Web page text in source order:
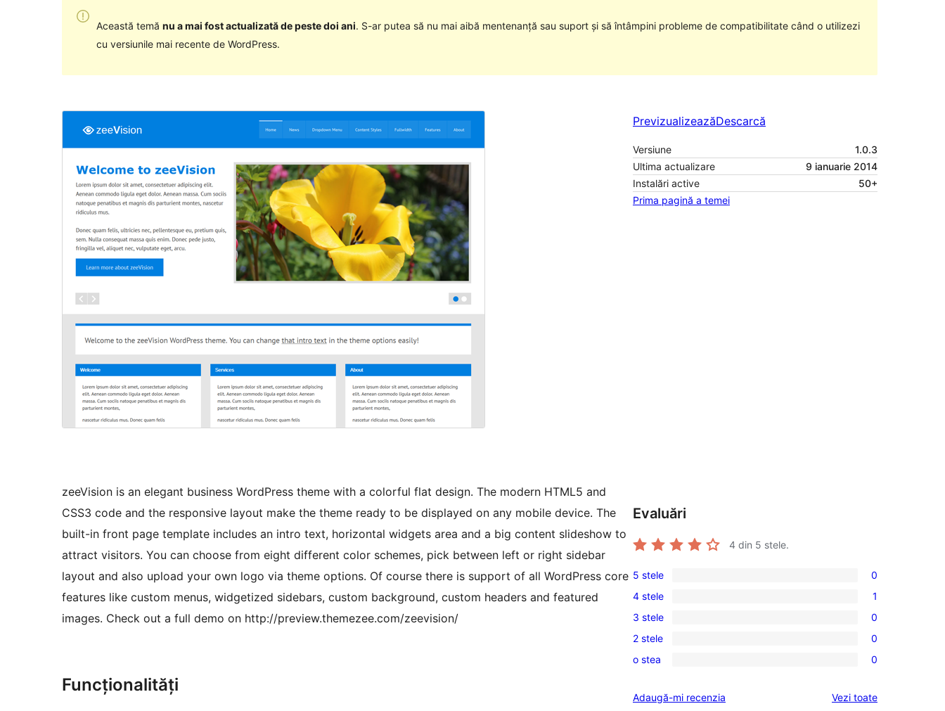
Această temă nu a mai fost actualizată de peste doi ani. S-ar putea să nu mai aibă mentenanță sau suport și să întâmpini probleme de compatibilitate când o utilizezi
cu versiunile mai recente de WordPress.
PrevizualizeazăDescarcă
Versiune
1.0.3
Ultima actualizare
9 ianuarie 2014
Instalări active
50+
Prima pagină a temei
zeeVision is an elegant business WordPress theme with a colorful flat design. The modern HTML5 and
CSS3 code and the responsive layout make the theme ready to be displayed on any mobile device. The
built-in front page template includes an intro text, horizontal widgets area and a big content slideshow to
attract visitors. You can choose from eight different color schemes, pick between left or right sidebar
layout and also upload your own logo via theme options. Of course there is support of all WordPress core
features like custom menus, widgetized sidebars, custom background, custom headers and featured
images. Check out a full demo on http://preview.themezee.com/zeevision/
Funcționalități
Evaluări
4 din 5 stele.
0
5
–
recenzii
(stele)
5 stele 0
1
4
–
recenzie
4 stele 1
0
3
–
(stele)
3 stele 0
0
2
recenzii
2 stele 0
0
–
o stea 0
Adaugă-mi recenzia Vezi toaterecenziile